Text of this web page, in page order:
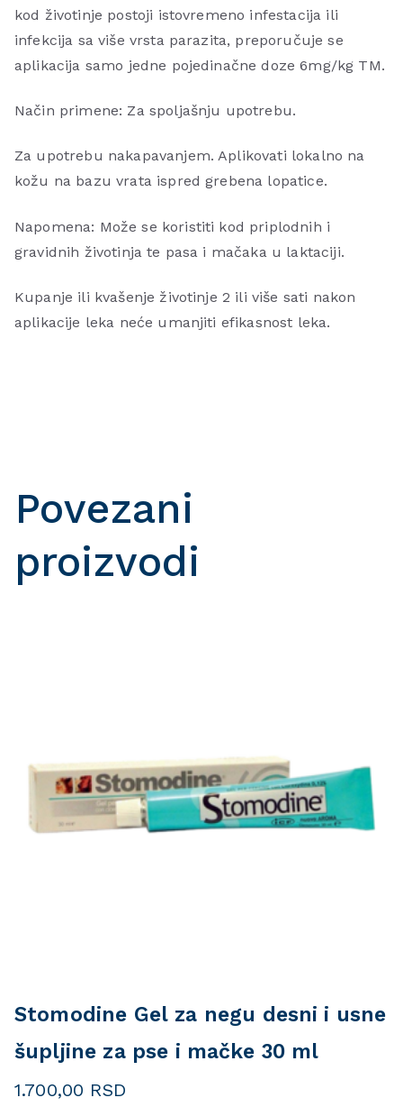
kod životinje postoji istovremeno infestacija ili
infekcija sa više vrsta parazita, preporučuje se
aplikacija samo jedne pojedinačne doze 6mg/kg TM.
Način primene: Za spoljašnju upotrebu.
Za upotrebu nakapavanjem. Aplikovati lokalno na
kožu na bazu vrata ispred grebena lopatice.
Napomena: Može se koristiti kod priplodnih i
gravidnih životinja te pasa i mačaka u laktaciji.
Kupanje ili kvašenje životinje 2 ili više sati nakon
aplikacije leka neće umanjiti efikasnost leka.
Povezani
proizvodi
Stomodine Gel za negu desni i usne
šupljine za pse i mačke 30 ml
1.700,00 RSD